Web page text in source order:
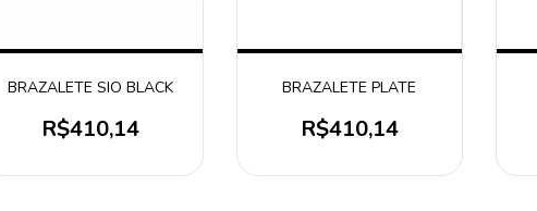
BRAZALETE SIO BLACK
R$410,14
BRAZALETE PLATE
R$410,14